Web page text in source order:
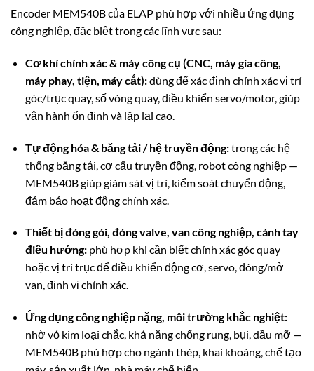
Encoder MEM540B của ELAP phù hợp với nhiều ứng dụng
công nghiệp, đặc biệt trong các lĩnh vực sau:
Cơ khí chính xác & máy công cụ (CNC, máy gia công,
máy phay, tiện, máy cắt):dùng để xác định chính xác vị trí
góc/trục quay, số vòng quay, điều khiển servo/motor, giúp
vận hành ổn định và lặp lại cao.
Tự động hóa & băng tải / hệ truyền động:trong các hệ
thống băng tải, cơ cấu truyền động, robot công nghiệp —
MEM540B giúp giám sát vị trí, kiểm soát chuyển động,
đảm bảo hoạt động chính xác.
Thiết bị đóng gói, đóng valve, van công nghiệp, cánh tay
điều hướng:phù hợp khi cần biết chính xác góc quay
hoặc vị trí trục để điều khiển động cơ, servo, đóng/mở
van, định vị chính xác.
Ứng dụng công nghiệp nặng, môi trường khắc nghiệt:
nhờ vỏ kim loại chắc, khả năng chống rung, bụi, dầu mỡ —
MEM540B phù hợp cho ngành thép, khai khoáng, chế tạo